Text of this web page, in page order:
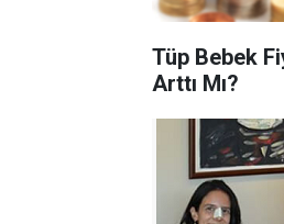
Tüp Bebek
Arttı Mı?